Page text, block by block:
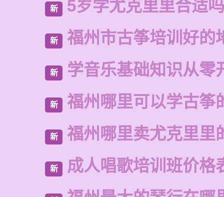
新 5岁学尤克里里合适
新 福州市古筝培训好的
新 学音乐基础知识从零
新 福州哪里可以学古筝
新 福州哪里卖尤克里里
新 成人唱歌培训班价格